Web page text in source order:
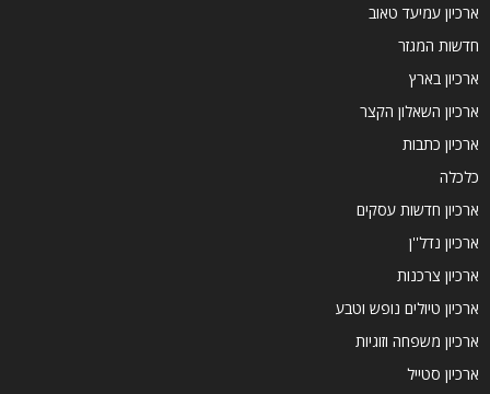
ארכיון עמיעד טאוב
חדשות המגזר
ארכיון בארץ
ארכיון השאלון הקצר
ארכיון כתבות
כלכלה
ארכיון חדשות עסקים
ארכיון נדל''ן
ארכיון צרכנות
ארכיון טיולים נופש וטבע
ארכיון משפחה וזוגיות
ארכיון סטייל